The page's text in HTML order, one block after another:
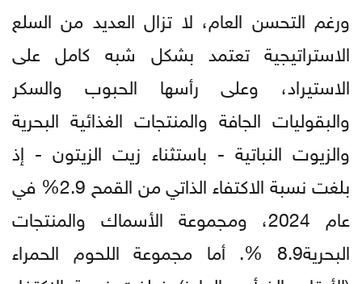
ورغم التحسن العام، لا تزال العديد من السلع
الاستراتيجية تعتمد بشكل شبه كامل على
الاستيراد، وعلى رأسها الحبوب والسكر
والبقوليات الجافة والمنتجات الغذائية البحرية
والزيوت النباتية - باستثناء زيت الزيتون - إذ
بلغت نسبة الاكتفاء الذاتي من القمح 2.9% في
عام 2024، ومجموعة الأسماك والمنتجات
البحرية8.9 %. أما مجموعة اللحوم الحمراء